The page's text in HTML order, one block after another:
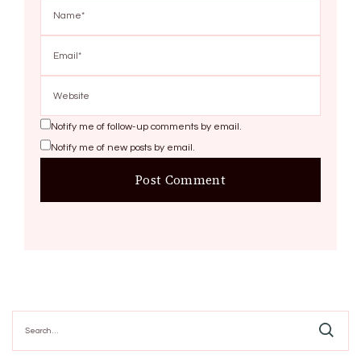
Notify me of follow-up comments by email.
Notify me of new posts by email.
for: